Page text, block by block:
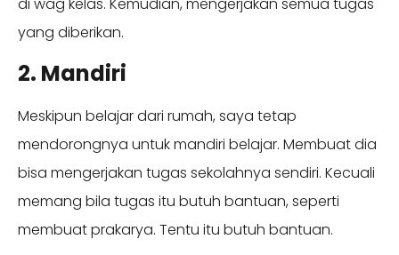
yang diberikan.
2. Mandiri
Meskipun belajar dari rumah, saya tetap
mendorongnya untuk mandiri belajar. Membuat dia
bisa mengerjakan tugas sekolahnya sendiri. Kecuali
memang bila tugas itu butuh bantuan, seperti
membuat prakarya. Tentu itu butuh bantuan.